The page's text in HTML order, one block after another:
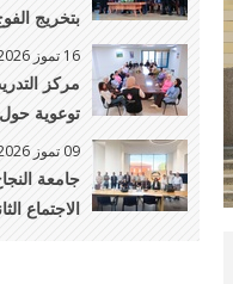
الأوائل
16 تموز 2026
مركز
توعوية
مع مركز
09 تموز 2026
جامعة
في إيطاليا